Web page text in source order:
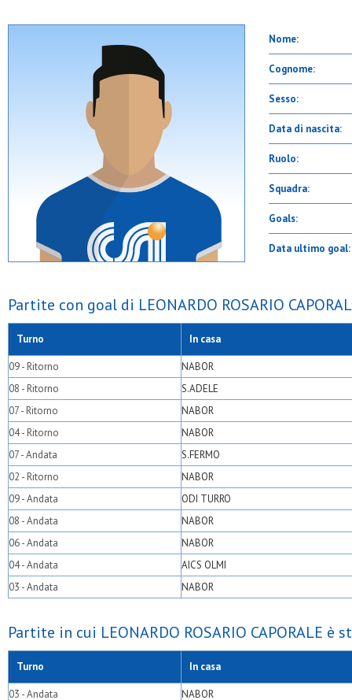
Nome:
Cognome:
Sesso:
Data di nascita:
Ruolo:
Squadra:
Goals:
Data ultimo goal:
Partite con goal di LEONARDO ROSARIO
Turno In casa
09 - Ritorno
NABOR
08 - Ritorno
S.ADELE
07 - Ritorno
NABOR
04 - Ritorno
NABOR
07 - Andata
S.FERMO
02 - Ritorno
NABOR
09 - Andata
ODI TURRO
08 - Andata
NABOR
06 - Andata
NABOR
04 - Andata
AICS OLMI
03 - Andata
NABOR
Partite in cui LEONARDO ROSARIO CAPORALE
Turno In casa
03 - Andata NABOR